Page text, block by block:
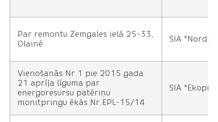
Par remontu Zemgales ielā 25-33,
Olainē
SIA
Vienošanās Nr.1 pie 2015.gada
21.aprīļa līguma par
energoresursu patēriņu
monitpringu ēkās Nr.EPL-15/14
SIA